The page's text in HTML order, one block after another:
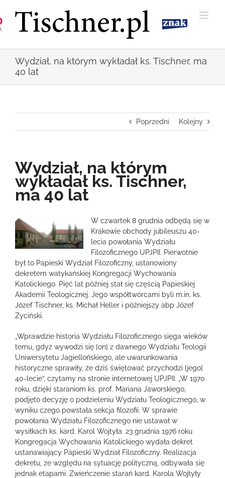
zawartości
Wydział, na którym wykładał ks. Tischner, ma
40 lat
Poprzedni Kolejny
Wydział, na którym
wykładał ks. Tischner,
ma 40 lat
Pokaż
większy
obrazek
W czwartek 8 grudnia odbędą się w
Krakowie obchody jubileuszu 40-
lecia powołania Wydziału
Filozoficznego UPJPII. Pierwotnie
był to Papieski Wydział Filozoficzny, ustanowiony
dekretem watykańskiej Kongregacji Wychowania
Katolickiego. Pięć lat później stał się częścią Papieskiej
Akademii Teologicznej. Jego współtwórcami byli m.in. ks.
Józef Tischner, ks. Michał Heller i późniejszy abp Józef
Życiński.
„Wprawdzie historia Wydziału Filozoficznego sięga wieków
temu, gdyż wywodzi się [on] z dawnego Wydziału Teologii
Uniwersytetu Jagiellońskiego, ale uwarunkowania
historyczne sprawiły, że dziś świętować przychodzi [jego]
40-lecie”, czytamy na stronie internetowej UPJPII. „W 1970
roku, dzięki staraniom ks. prof. Mariana Jaworskiego,
podjęto decyzję o podzieleniu Wydziału Teologicznego, w
wyniku czego powstała sekcja filozofii. W sprawie
powołania Wydziału Filozoficznego nie ustawał w
wysiłkach ks. kard. Karol Wojtyła. 23 grudnia 1976 roku
Kongregacja Wychowania Katolickiego wydała dekret
ustanawiający Papieski Wydział Filozoficzny. Realizacja
dekretu, ze względu na sytuację polityczną, odbywała się
jednak etapami. Zwieńczenie starań kard. Karola Wojtyły